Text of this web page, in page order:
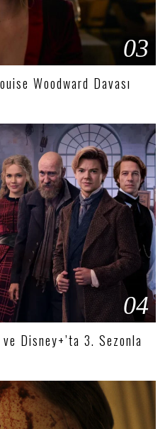
03
Woodward Davası
04
Disney+’ta 3. Sezonla